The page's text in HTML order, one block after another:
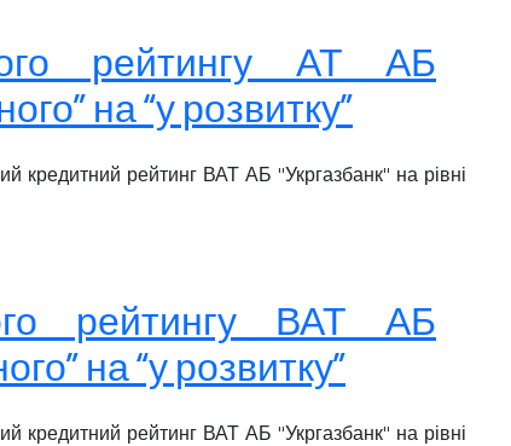
рейтингу АТ АБ
на “у розвитку”
кредитний рейтинг ВАТ АБ "Укргазбанк" на рівні
рейтингу ВАТ АБ
на “у розвитку”
кредитний рейтинг ВАТ АБ "Укргазбанк" на рівні